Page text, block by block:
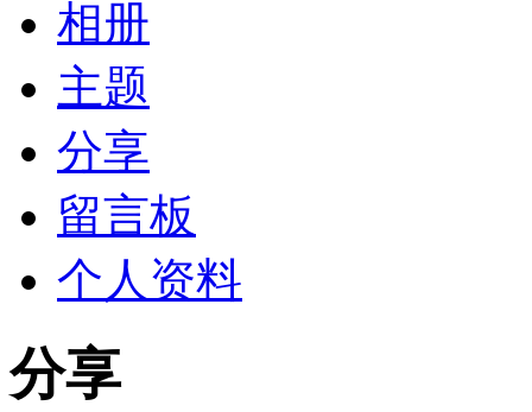
相册
主题
分享
留言板
个人资料
分享